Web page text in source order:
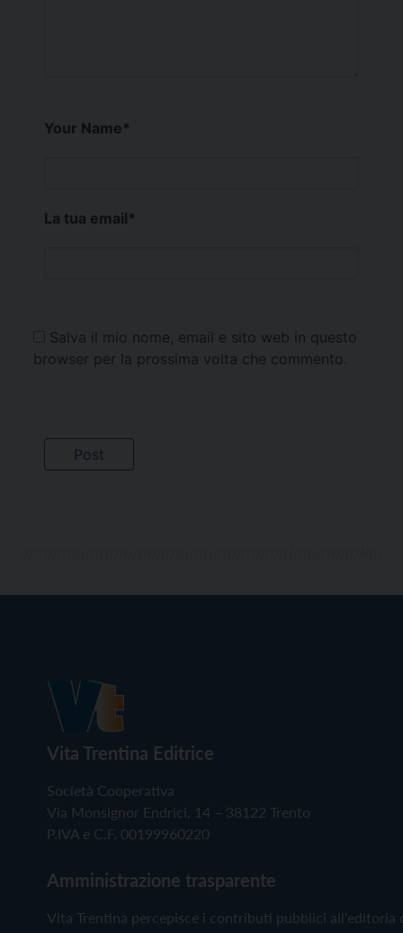
Your Name*
La tua email*
Salva il mio nome, email e sito web in questo
browser per la prossima volta che commento.
Vita Trentina Editrice
Società Cooperativa
Via Monsignor Endrici, 14 – 38122 Trento
P.IVA e C.F. 00199960220
Amministrazione trasparente
Vita Trentina percepisce i contributi pubblici all'editoria